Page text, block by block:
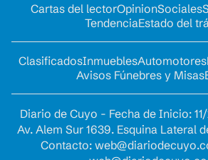
Cartas del lectorOpinionSociales
TendenciaEstado del
ClasificadosInmueblesAutomotores
Avisos Fúnebres y Misas
Diario de Cuyo - Fecha de Inicio:
Av. Alem Sur 1639. Esquina Lateral
Contacto: